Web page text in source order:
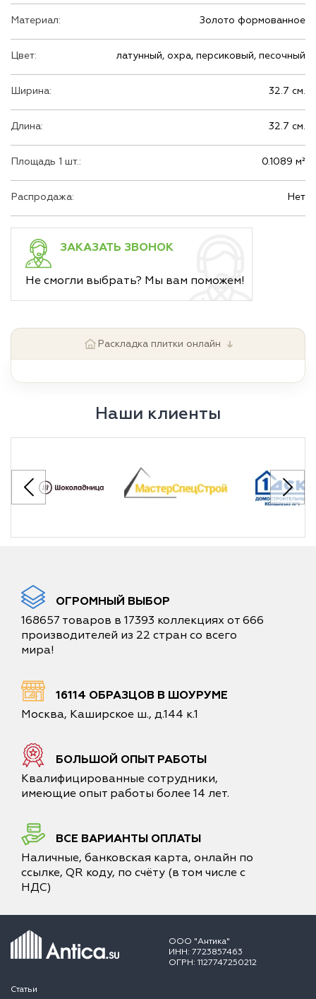
Материал: Золото формованное
Цвет: латунный, охра, персиковый, песочный
Ширина: 32.7 см.
Длина: 32.7 см.
Площадь 1 шт.: 0.1089 м²
Распродажа: Нет
ЗАКАЗАТЬ ЗВОНОК
Не смогли выбрать? Мы вам поможем!
Раскладка плитки онлайн ↓
Наши клиенты
ОГРОМНЫЙ ВЫБОР
168657 товаров в 17393 коллекциях от 666
производителей из 22 стран со всего
мира!
16114 ОБРАЗЦОВ В ШОУРУМЕ
Москва, Каширское ш., д.144 к.1
БОЛЬШОЙ ОПЫТ РАБОТЫ
Квалифицированные сотрудники,
имеющие опыт работы более 14 лет.
ВСЕ ВАРИАНТЫ ОПЛАТЫ
Наличные, банковская карта, онлайн по
ссылке, QR коду, по счёту (в том числе с
НДС)
ООО "Антика"
ИНН: 7723857463
ОГРН: 1127747250212
Статьи